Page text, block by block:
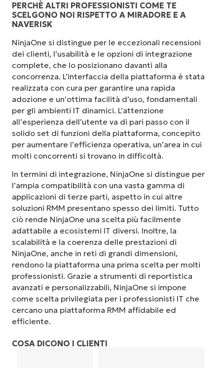
PERCHÈ ALTRI PROFESSIONISTI COME TE
SCELGONO NOI RISPETTO A MIRADORE E A
NAVERISK
NinjaOne si distingue per le eccezionali recensioni
dei clienti, l’usabilità e le opzioni di integrazione
complete, che lo posizionano davanti alla
concorrenza. L’interfaccia della piattaforma è stata
realizzata con cura per garantire una rapida
adozione e un’ottima facilità d’uso, fondamentali
per gli ambienti IT dinamici. L’attenzione
all’esperienza dell’utente va di pari passo con il
solido set di funzioni della piattaforma, concepito
per aumentare l’efficienza operativa, un’area in cui
molti concorrenti si trovano in difficoltà.
In termini di integrazione, NinjaOne si distingue per
l’ampia compatibilità con una vasta gamma di
applicazioni di terze parti, aspetto in cui altre
soluzioni RMM presentano spesso dei limiti. Tutto
ciò rende NinjaOne una scelta più facilmente
adattabile a ecosistemi IT diversi. Inoltre, la
scalabilità e la coerenza delle prestazioni di
NinjaOne, anche in reti di grandi dimensioni,
rendono la piattaforma una prima scelta per molti
professionisti. Grazie a strumenti di reportistica
avanzati e personalizzabili, NinjaOne si impone
come scelta privilegiata per i professionisti IT che
cercano una piattaforma RMM affidabile ed
efficiente.
COSA DICONO I CLIENTI